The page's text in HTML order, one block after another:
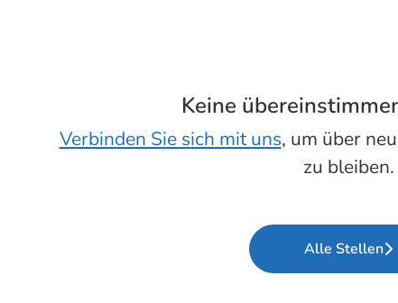
Keine
Verbinden Sie sich mit uns, um über
zu bleiben.
Alle Stellen